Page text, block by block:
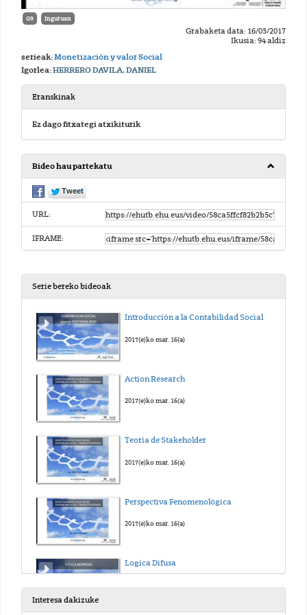
G9 Inguruan
Grabaketa data: 16/03/2017
Ikusia: 94 aldiz
serieak:Monetización y valor Social
Igorlea:HERRERO DAVILA, DANIEL
Eranskinak
Ez dago fitxategi atxikiturik
Bideo hau partekatu
URL:
IFRAME:
Serie bereko bideoak
Introducción a la Contabilidad Social
2017(e)ko mar. 16(a)
Action Research
2017(e)ko mar. 16(a)
Teoría de Stakeholder
2017(e)ko mar. 16(a)
Perspectiva Fenomenológica
2017(e)ko mar. 16(a)
Logica Difusa
Interesa dakizuke